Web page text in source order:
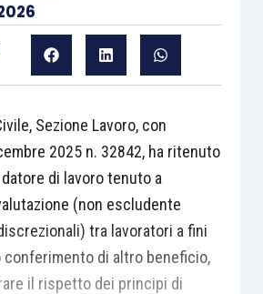
Sezione Lavoro, con
2025 n. 32842, ha ritenuto
di lavoro tenuto a
(non escludente
tra lavoratori a fini
conferimento di altro beneficio,
il rispetto dei principi di